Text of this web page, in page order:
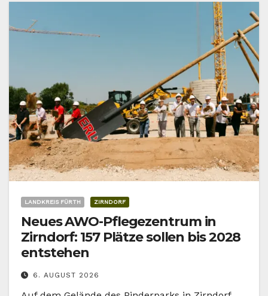
LANDKREIS FÜRTH ZIRNDORF
Neues AWO-Pflegezentrum in
Zirndorf: 157 Plätze sollen bis 2028
entstehen
6. AUGUST 2026